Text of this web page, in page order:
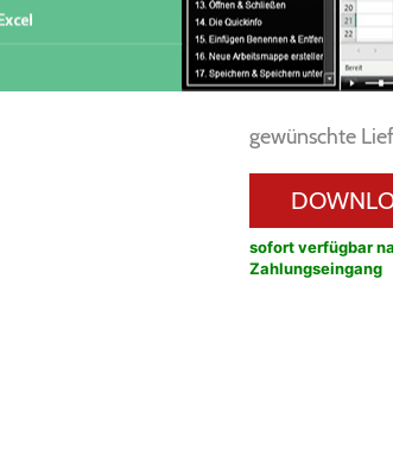
gewünschte
sofort verfügbar
Zahlungseingang